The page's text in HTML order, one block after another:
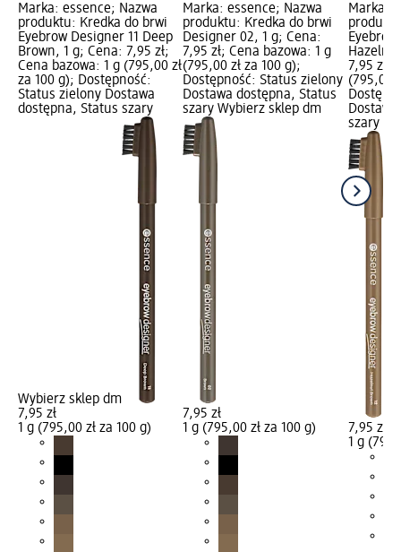
Marka: essence; Nazwa
produktu: Kredka do brwi
Eyebrow Designer 11 Deep
Brown, 1 g; Cena: 7,95 zł;
Cena bazowa: 1 g (795,00 zł
za 100 g); Dostępność:
Status zielony Dostawa
dostępna, Status szary
Wybierz sklep dm
7,95 zł
1 g (795,00 zł za 100 g)
Marka: essence; Nazwa
produktu: Kredka do brwi
Designer 02, 1 g; Cena:
7,95 zł; Cena bazowa: 1 g
(795,00 zł za 100 g);
Dostępność: Status zielony
Dostawa dostępna, Status
szary Wybierz sklep dm
7,95 zł
1 g (795,00 zł za 100 g)
Marka:
7,95 zł;
(795,00
szary
7,95 zł
1 g